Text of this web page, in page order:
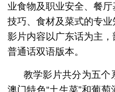
业食物及职业安全、餐
技巧、食材及菜式的专业
影片内容以广东话为主
普通话双语版本。
教学影片共分为五个
澳门特色“土生菜”和葡